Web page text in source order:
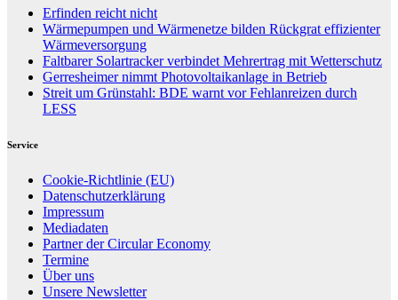
Erfinden reicht nicht
Wärmepumpen und Wärmenetze bilden Rückgrat effizienter
Wärmeversorgung
Faltbarer Solartracker verbindet Mehrertrag mit Wetterschutz
Gerresheimer nimmt Photovoltaikanlage in Betrieb
Streit um Grünstahl: BDE warnt vor Fehlanreizen durch
LESS
Service
Cookie-Richtlinie (EU)
Datenschutzerklärung
Impressum
Mediadaten
Partner der Circular Economy
Termine
Über uns
Unsere Newsletter